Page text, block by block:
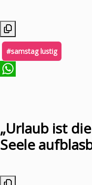
#samstag lustig
„Urlaub ist
Seele